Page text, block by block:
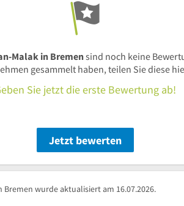
Malak in Bremensind noch keine
gesammelt haben, teilen Sie diese
Sie jetzt die erste Bewertung ab!
Jetzt bewerten
wurde aktualisiert am 16.07.2026.